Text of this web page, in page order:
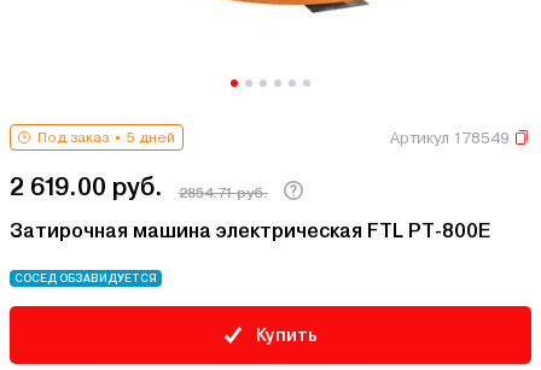
Под заказ 5 дней Артикул 178549
2 619.00 руб. 2854.71 руб.
Затирочная машина электрическая FTL PT-800E
СОСЕД ОБЗАВИДУЕТСЯ
Купить